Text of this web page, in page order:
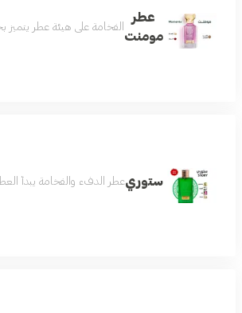
عطر
مومنت
الفخامة على هيئة عطر
ستوريعطر الدفء والفخامة يبدأ